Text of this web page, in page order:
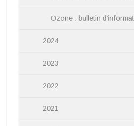
Ozone : bulletin
2024
2023
2022
2021